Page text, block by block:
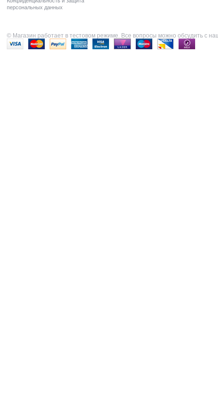
персональных данных
© Магазин работает в тестовом режиме. Все вопросы можно обсудить с